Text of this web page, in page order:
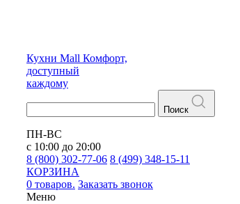
Кухни Mall Комфорт,
доступный
каждому
Поиск
ПН-ВС
с 10:00 до 20:00
8 (800) 302-77-06 8 (499) 348-15-11
КОРЗИНА
0 товаров. Заказать звонок
Меню